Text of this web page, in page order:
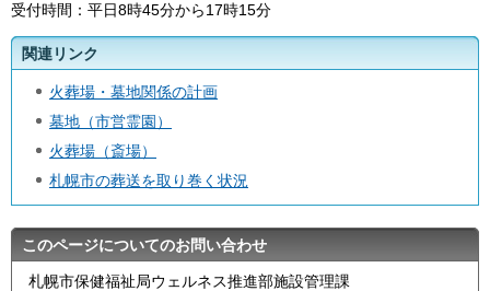
受付時間：平日8時45分から17時15分
関連リンク
火葬場・墓地関係の計画
墓地（市営霊園）
火葬場（斎場）
札幌市の葬送を取り巻く状況
このページについてのお問い合わせ
札幌市保健福祉局ウェルネス推進部施設管理課